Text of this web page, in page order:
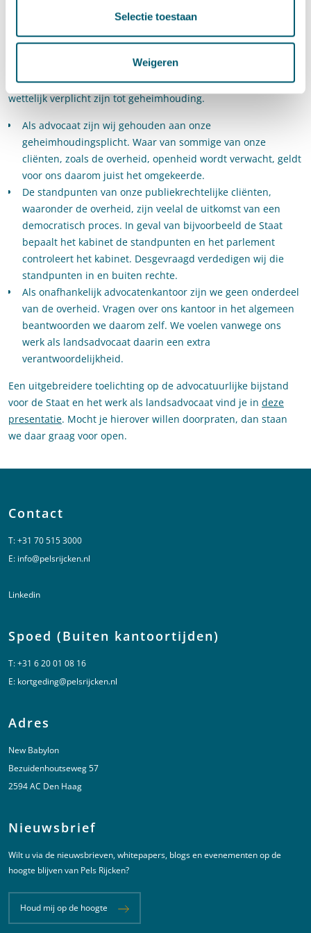
Selectie toestaan
Weigeren
De kernwaarden van de advocatuur, zoals vastgelegd in de
Advocatenwet, zijn ook onverminderd van toepassing op ons
werk voor de overheid. Dat betekent dat we partijdig,
onafhankelijk, deskundig en integer moeten zijn en dat we
wettelijk verplicht zijn tot geheimhouding.
Als advocaat zijn wij gehouden aan onze
geheimhoudingsplicht. Waar van sommige van onze
cliënten, zoals de overheid, openheid wordt verwacht, geldt
voor ons daarom juist het omgekeerde.
De standpunten van onze publiekrechtelijke cliënten,
waaronder de overheid, zijn veelal de uitkomst van een
democratisch proces. In geval van bijvoorbeeld de Staat
bepaalt het kabinet de standpunten en het parlement
controleert het kabinet. Desgevraagd verdedigen wij die
standpunten in en buiten rechte.
Als onafhankelijk advocatenkantoor zijn we geen onderdeel
van de overheid. Vragen over ons kantoor in het algemeen
beantwoorden we daarom zelf. We voelen vanwege ons
werk als landsadvocaat daarin een extra
verantwoordelijkheid.
Een uitgebreidere toelichting op de advocatuurlijke bijstand
voor de Staat en het werk als landsadvocaat vind je in deze
presentatie. Mocht je hierover willen doorpraten, dan staan
we daar graag voor open.
Contact
T:+31 70 515 3000
E: info@pelsrijcken.nl
Linkedin
Spoed (Buiten kantoortijden)
T:+31 6 20 01 08 16
E: kortgeding@pelsrijcken.nl
Adres
New Babylon
Bezuidenhoutseweg 57
2594 AC Den Haag
Nieuwsbrief
Wilt u via de nieuwsbrieven, whitepapers, blogs en evenementen op de
hoogte blijven van Pels Rijcken?
Houd mij op de hoogte